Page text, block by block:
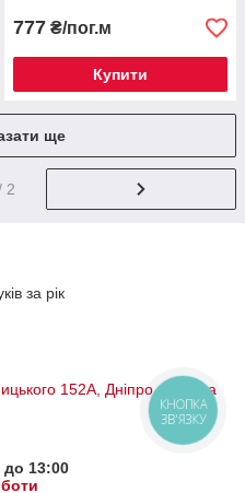
777 ₴/пог.м
Купити
ще
2
за рік
152А, Дніпро, Україна
до 13:00
КНОПКА
ЗВ'ЯЗКУ